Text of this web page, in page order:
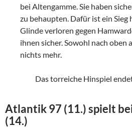
bei Altengamme. Sie haben
zu behaupten. Dafür ist ein Sieg
Glinde verloren gegen
ihnen sicher. Sowohl nach oben
nichts mehr.
Das torreiche Hinspiel
Atlantik 97 (11.) spielt
(14.)